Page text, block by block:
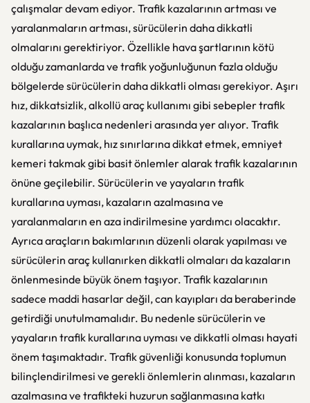
çalışmalar devam ediyor. Trafik kazalarının artması ve
yaralanmaların artması, sürücülerin daha dikkatli
olmalarını gerektiriyor. Özellikle hava şartlarının kötü
olduğu zamanlarda ve trafik yoğunluğunun fazla olduğu
bölgelerde sürücülerin daha dikkatli olması gerekiyor. Aşırı
hız, dikkatsizlik, alkollü araç kullanımı gibi sebepler trafik
kazalarının başlıca nedenleri arasında yer alıyor. Trafik
kurallarına uymak, hız sınırlarına dikkat etmek, emniyet
kemeri takmak gibi basit önlemler alarak trafik kazalarının
önüne geçilebilir. Sürücülerin ve yayaların trafik
kurallarına uyması, kazaların azalmasına ve
yaralanmaların en aza indirilmesine yardımcı olacaktır.
Ayrıca araçların bakımlarının düzenli olarak yapılması ve
sürücülerin araç kullanırken dikkatli olmaları da kazaların
önlenmesinde büyük önem taşıyor. Trafik kazalarının
sadece maddi hasarlar değil, can kayıpları da beraberinde
getirdiği unutulmamalıdır. Bu nedenle sürücülerin ve
yayaların trafik kurallarına uyması ve dikkatli olması hayati
önem taşımaktadır. Trafik güvenliği konusunda toplumun
bilinçlendirilmesi ve gerekli önlemlerin alınması, kazaların
azalmasına ve trafikteki huzurun sağlanmasına katkı